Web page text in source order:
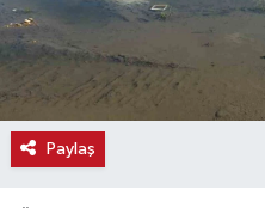
Paylaş
Resmi İlanlar
Sağlık
Seri İlan